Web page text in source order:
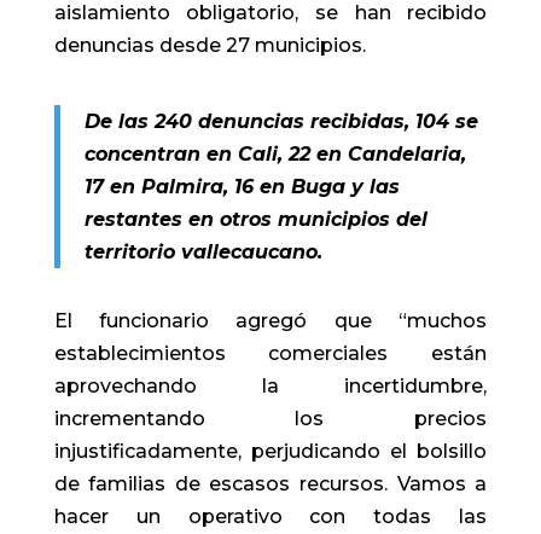
aislamiento obligatorio, se han recibido
denuncias desde 27 municipios.
De las 240 denuncias recibidas, 104 se
concentran en Cali, 22 en Candelaria,
17 en Palmira, 16 en Buga y las
restantes en otros municipios del
territorio vallecaucano.
El funcionario agregó que “muchos
establecimientos comerciales están
aprovechando la incertidumbre,
incrementando los precios
injustificadamente, perjudicando el bolsillo
de familias de escasos recursos. Vamos a
hacer un operativo con todas las